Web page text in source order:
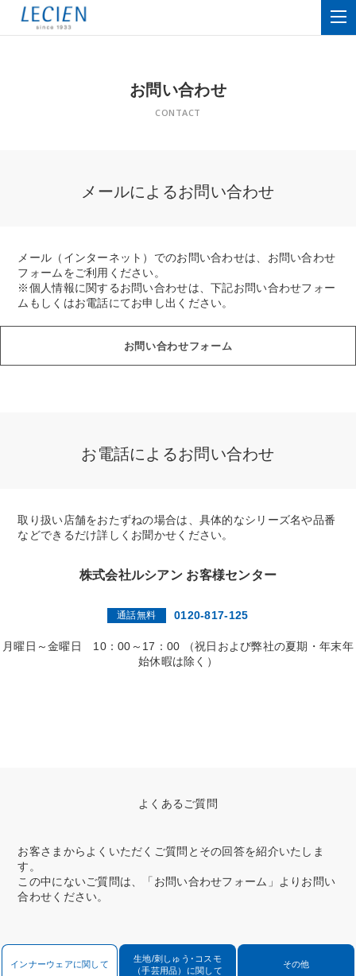
お問い合わせ
CONTACT
メールによるお問い合わせ
メール（インターネット）でのお問い合わせは、お問い合わせ
フォームをご利用ください。
※個人情報に関するお問い合わせは、下記お問い合わせフォー
ムもしくはお電話にてお申し出ください。
お問い合わせフォーム
お電話によるお問い合わせ
取り扱い店舗をおたずねの場合は、具体的なシリーズ名や品番
などできるだけ詳しくお聞かせください。
株式会社ルシアン お客様センター
通話無料 0120-817-125
月曜日～金曜日 10：00～17：00 （祝日および弊社の夏期・年末年
始休暇は除く）
よくあるご質問
お客さまからよくいただくご質問とその回答を紹介いたしま
す。
この中にないご質問は、「お問い合わせフォーム」よりお問い
合わせください。
インナーウェアに関して
生地/刺しゅう･コスモ
（手芸用品）に関して
その他